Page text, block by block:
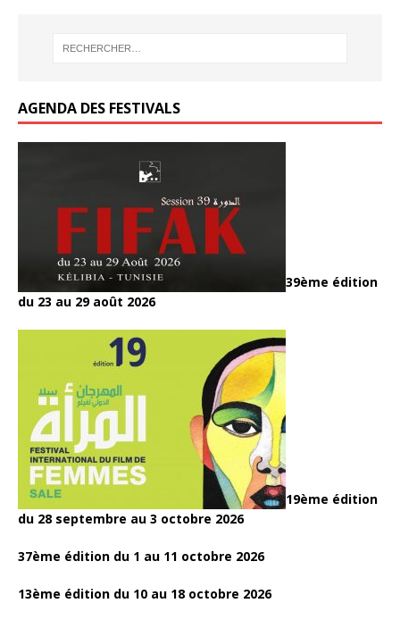
o
o
AGENDA DES FESTIVALS
39ème édition
du 23 au 29 août 2026
19ème édition
du 28 septembre au 3 octobre 2026
37ème édition du 1 au 11 octobre 2026
13ème édition du 10 au 18 octobre 2026